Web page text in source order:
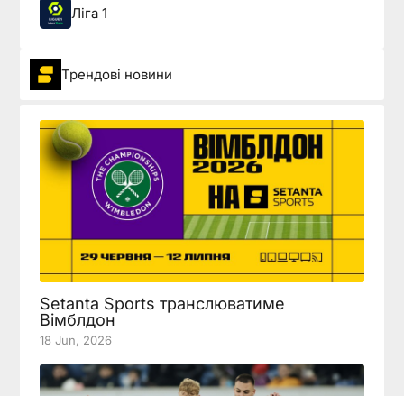
Ліга 1
Трендові новини
Setanta Sports транслюватиме
Вімблдон
18 Jun, 2026